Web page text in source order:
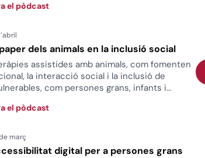
el pòdcast
dels animals en la inclusió social
assistides amb animals, com fomenten
la interacció social i la inclusió de
com persones grans, infants i
el pòdcast
digital per a persones grans